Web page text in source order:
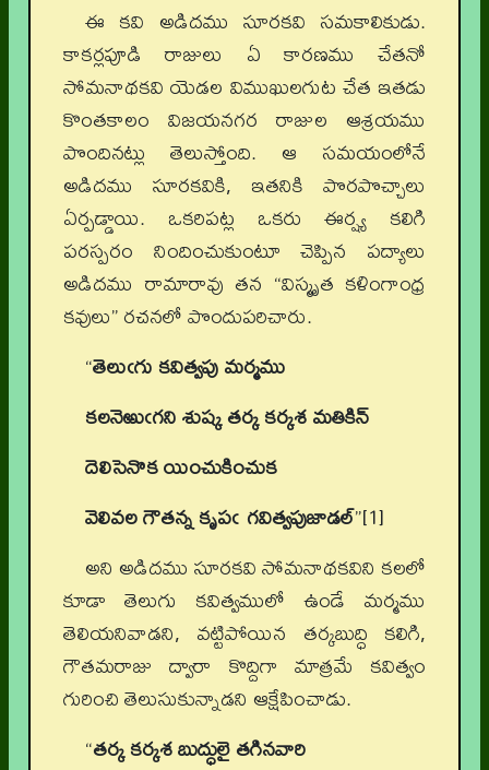
ఈ కవి అడిదము సూరకవి సమకాలికుడు.
కాకర్లపూడి రాజులు ఏ కారణము చేతనో
సోమనాథకవి యెడల విముఖులగుట చేత ఇతడు
కొంతకాలం విజయనగర రాజుల ఆశ్రయము
పొందినట్లు తెలుస్తోంది. ఆ సమయంలోనే
అడిదము సూరకవికి, ఇతనికి పొరపొచ్చాలు
ఏర్పడ్డాయి. ఒకరిపట్ల ఒకరు ఈర్ష్య కలిగి
పరస్పరం నిందించుకుంటూ చెప్పిన పద్యాలు
అడిదము రామారావు తన “విస్మృత కళింగాంధ్ర
కవులు” రచనలో పొందుపరిచారు.
“తెలుఁగు కవిత్వపు మర్మము
కలనెఱుఁగని శుష్క తర్క కర్కశ మతికిన్
దెలిసెనొక యించుకించుక
వెలివల గౌతన్న కృపఁగవిత్వపుజాడల్”[1]
అని అడిదము సూరకవి సోమనాథకవిని కలలో
కూడా తెలుగు కవిత్వములో ఉండే మర్మము
తెలియనివాడని, వట్టిపోయిన తర్కబుద్ధి కలిగి,
గౌతమరాజు ద్వారా కొద్దిగా మాత్రమే కవిత్వం
గురించి తెలుసుకున్నాడని ఆక్షేపించాడు.
“తర్క కర్కశ బుద్ధులై తగినవారి